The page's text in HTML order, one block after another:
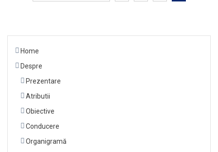
Home
Despre
Prezentare
Atributii
Obiective
Conducere
Organigramă